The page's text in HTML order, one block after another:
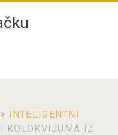
> INTELIGENTNI
KOLOKVIJUMA IZ